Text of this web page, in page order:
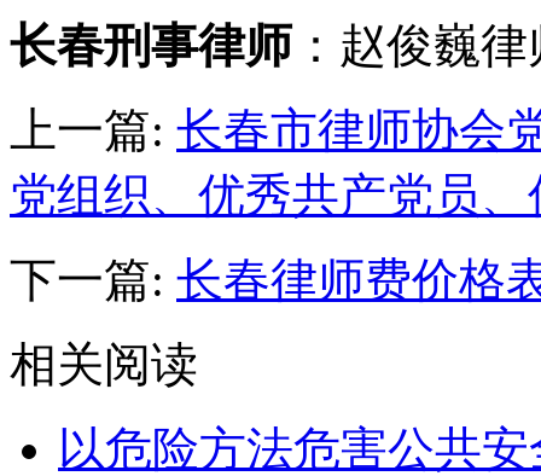
长春刑事律师 ：赵俊巍
上一篇: 长春市律师协会
党组织、优秀共产党员
下一篇: 长春律师费价格
相关阅读
以危险方法危害公共